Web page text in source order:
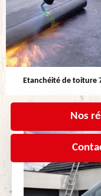
Nos
Etanchéité de toiture